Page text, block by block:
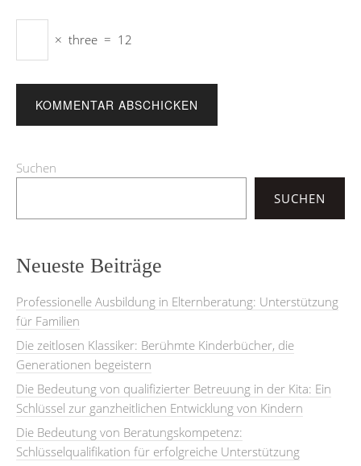
× three = 12
Suchen
SUCHEN
Neueste Beiträge
Professionelle Ausbildung in Elternberatung: Unterstützung
für Familien
Die zeitlosen Klassiker: Berühmte Kinderbücher, die
Generationen begeistern
Die Bedeutung von qualifizierter Betreuung in der Kita: Ein
Schlüssel zur ganzheitlichen Entwicklung von Kindern
Die Bedeutung von Beratungskompetenz:
Schlüsselqualifikation für erfolgreiche Unterstützung